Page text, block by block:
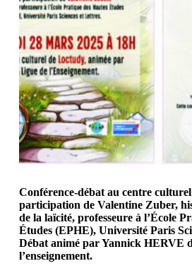
Conférence-débat au centre
participation de Valentine Zuber,
de la laïcité, professeure à l’École
Études (EPHE), Université Paris
Débat animé par Yannick HERVE
l’enseignement.